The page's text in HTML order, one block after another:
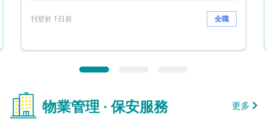
刊登於 1日前 全職
物業管理 · 保安服務 更多